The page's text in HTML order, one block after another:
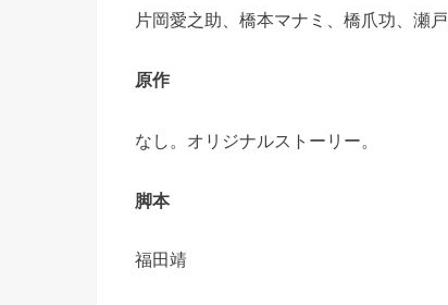
片岡愛之助、橋本マナミ、橋爪功、瀬
原作
なし。オリジナルストーリー。
脚本
福田靖